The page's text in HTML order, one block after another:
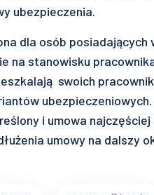
ubezpieczenia.
dla osób posiadających
na stanowisku
swoich
i umowa
umowy na dalszy